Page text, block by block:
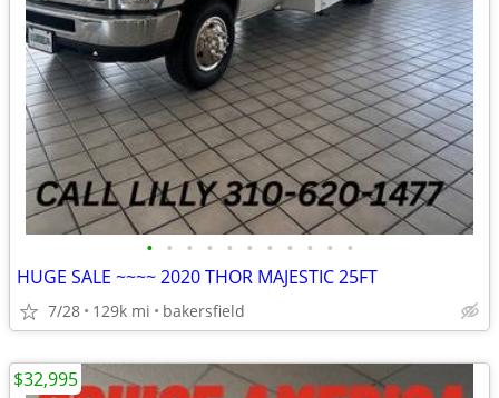
• • • • • • • • • • •
HUGE SALE ~~~~ 2020 THOR MAJESTIC 25FT
7/28 129k mi bakersfield
$32,995